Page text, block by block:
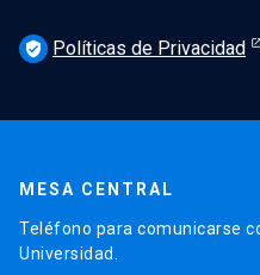
verified_user Políticas de Privacidad
MESA CENTRAL
Teléfono para comunicarse
Universidad.